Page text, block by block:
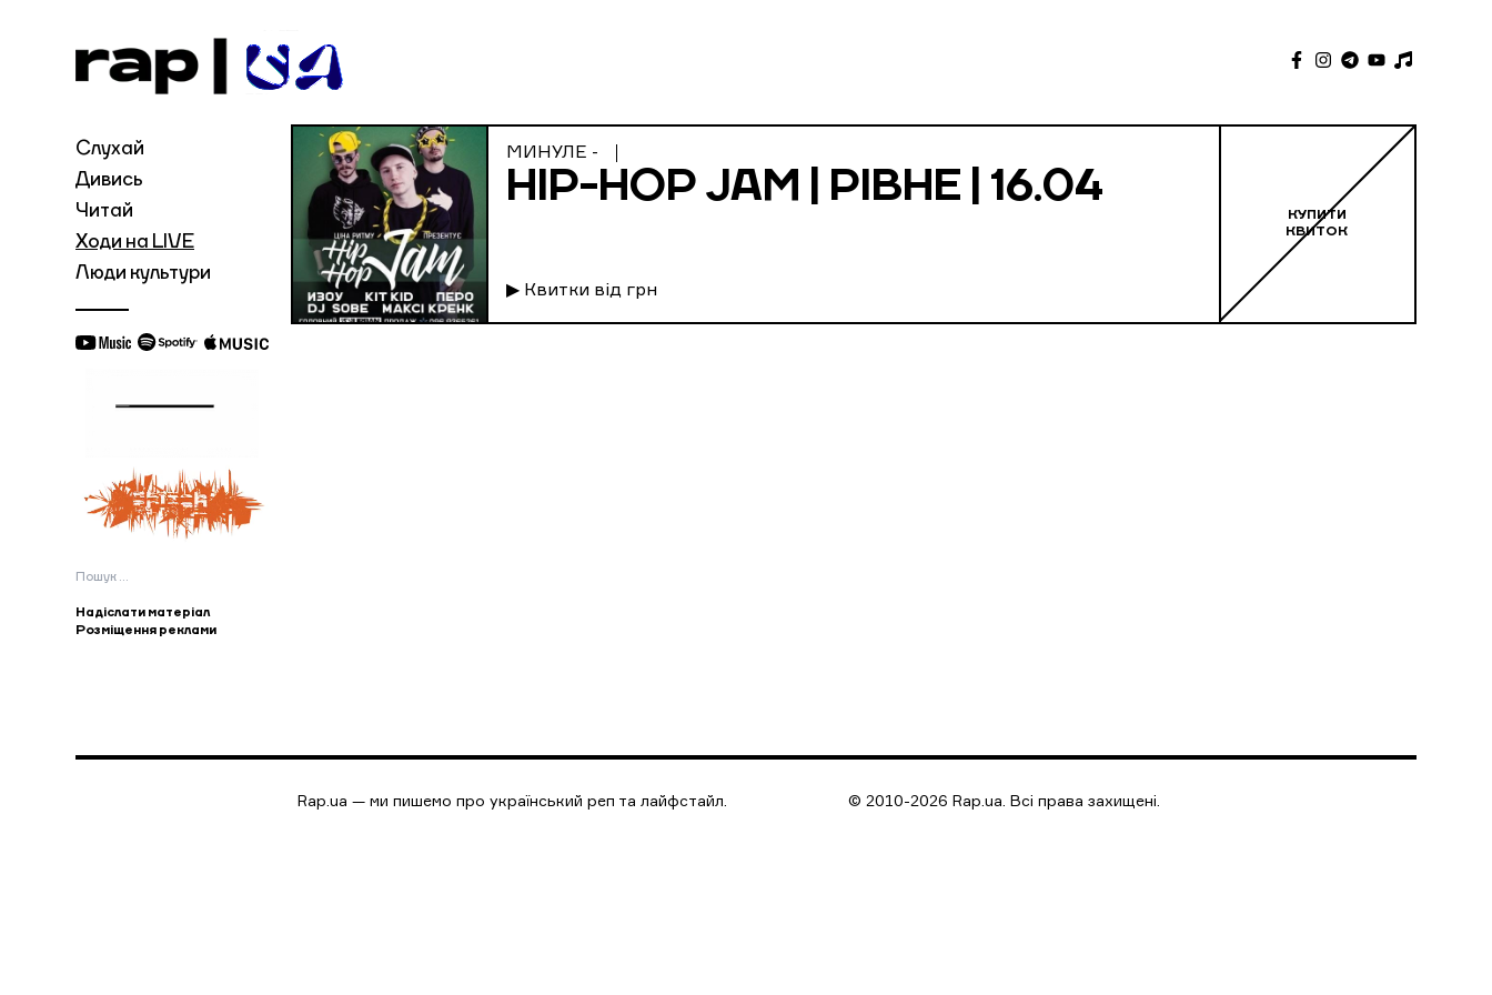
Слухай
Дивись
Читай
Ходи на LIVE
Люди культури
Пошук:
Надіслати матеріал
Розміщення реклами
МИНУЛЕ -
HIP-HOP JAM | РІВНЕ | 16.04
▶ Квитки від грн
КУПИТИ
КВИТОК
Rap.ua — ми пишемо про український реп та лайфстайл. © 2010-2026 Rap.ua. Всі права захищені.